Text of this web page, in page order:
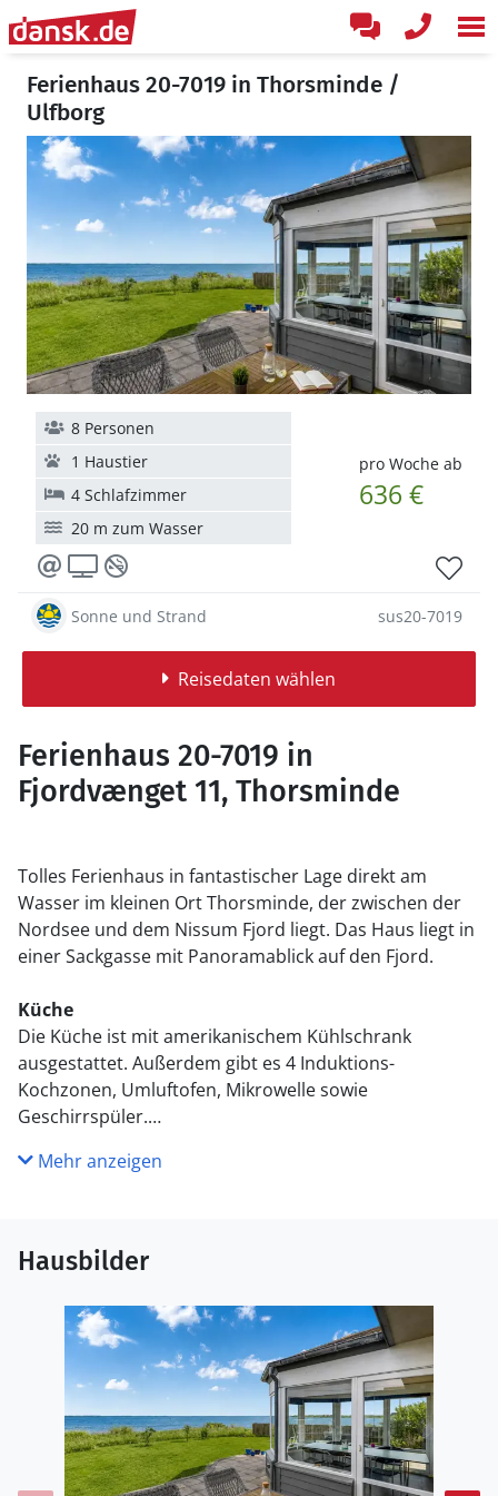
Ferienhaus 20-7019 in Thorsminde /
Ulfborg
pro Woche ab
636 €
8 Personen
1 Haustier
4 Schlafzimmer
20 m zum Wasser
Sonne und Strand sus20-7019
Reisedaten wählen
Ferienhaus 20-7019 in
Fjordvænget 11, Thorsminde
Tolles Ferienhaus in fantastischer Lage direkt am
Wasser im kleinen Ort Thorsminde, der zwischen der
Nordsee und dem Nissum Fjord liegt. Das Haus liegt in
einer Sackgasse mit Panoramablick auf den Fjord.
Küche
Die Küche ist mit amerikanischem Kühlschrank
ausgestattet. Außerdem gibt es 4 Induktions-
Kochzonen, Umluftofen, Mikrowelle sowie
Geschirrspüler.
WC und Bad
Draußen
Die Ferienunterkunft liegt auf einem 800 m² großen
Naturgrundstück. Die Entfernung zum Meer beträgt
850 m. Die Entfernung zum Fjord beträgt 20 m. Die
nächste Einkaufsmöglichkeit liegt 450 m entfernt. Es
steht ein offenes Terrassenareal zur Verfügung.
Außerdem gibt es überdachte Terrasse. Parkplatz auf
dem Grundstück.
Mehr anzeigen
Hausbilder